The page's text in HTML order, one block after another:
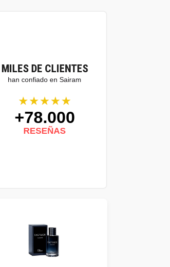
MILES DE CLIENTES
han confiado en Sairam
★★★★★
+78.000
RESEÑAS